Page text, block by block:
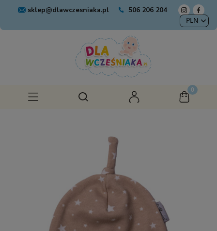
sklep@dlawczesniaka.pl 506 206 204